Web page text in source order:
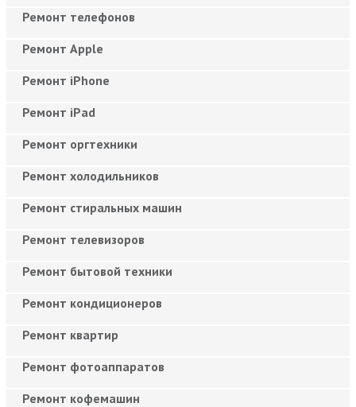
Ремонт телефонов
Ремонт Apple
Ремонт iPhone
Ремонт iPad
Ремонт оргтехники
Ремонт холодильников
Ремонт стиральных машин
Ремонт телевизоров
Ремонт бытовой техники
Ремонт кондиционеров
Ремонт квартир
Ремонт фотоаппаратов
Ремонт кофемашин